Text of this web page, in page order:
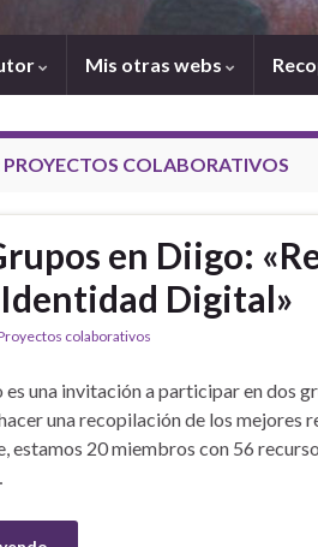
Mis otras webs
PROYECTOS COLABORATIVOS
en Diigo:
Digital»
colaborativos
una invitación a participar en dos
una recopilación de los mejores
estamos 20 miembros con 56